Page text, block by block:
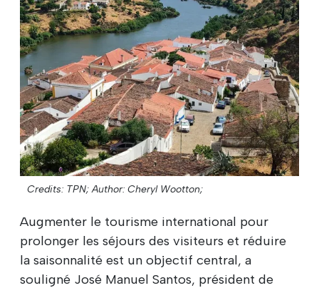
Credits: TPN; Author: Cheryl Wootton;
Augmenter le tourisme international pour
prolonger les séjours des visiteurs et réduire
la saisonnalité est un objectif central, a
souligné José Manuel Santos, président de